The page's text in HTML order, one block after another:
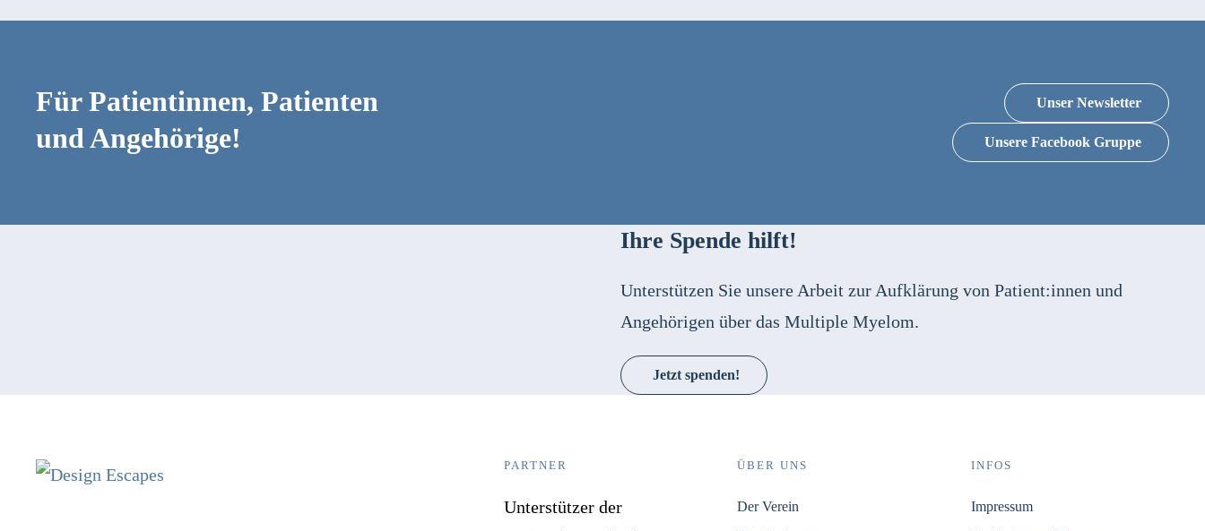
Für Patientinnen, Patienten
und Angehörige!
Unser Newsletter
Unsere Facebook Gruppe
Ihre Spende hilft!
Unterstützen Sie unsere Arbeit zur Aufklärung von Patient:innen und
Angehörigen über das Multiple Myelom.
Jetzt spenden!
PARTNER
Unterstützer der
ÜBER UNS
Der Verein
INFOS
Impressum